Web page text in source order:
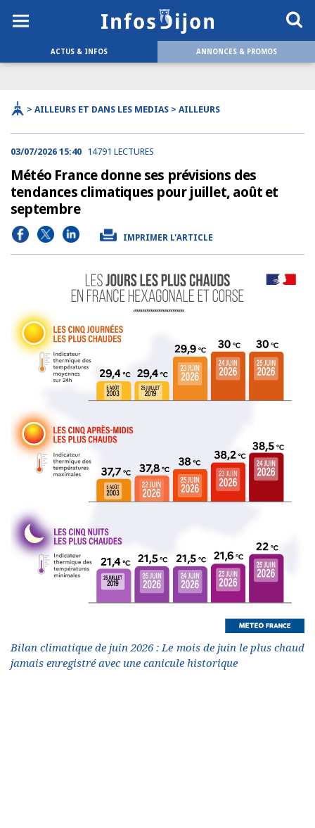
ACTUS & INFOS ANNONCES & PROMOS
> AILLEURS ET DANS LES MEDIAS > AILLEURS
03/07/2026 15:40 14791 LECTURES
Météo France donne ses prévisions des
tendances climatiques pour juillet, août et
septembre
IMPRIMER L'ARTICLE
Bilan climatique de juin 2026 : Le mois de juin le plus chaud
jamais enregistré avec une canicule historique